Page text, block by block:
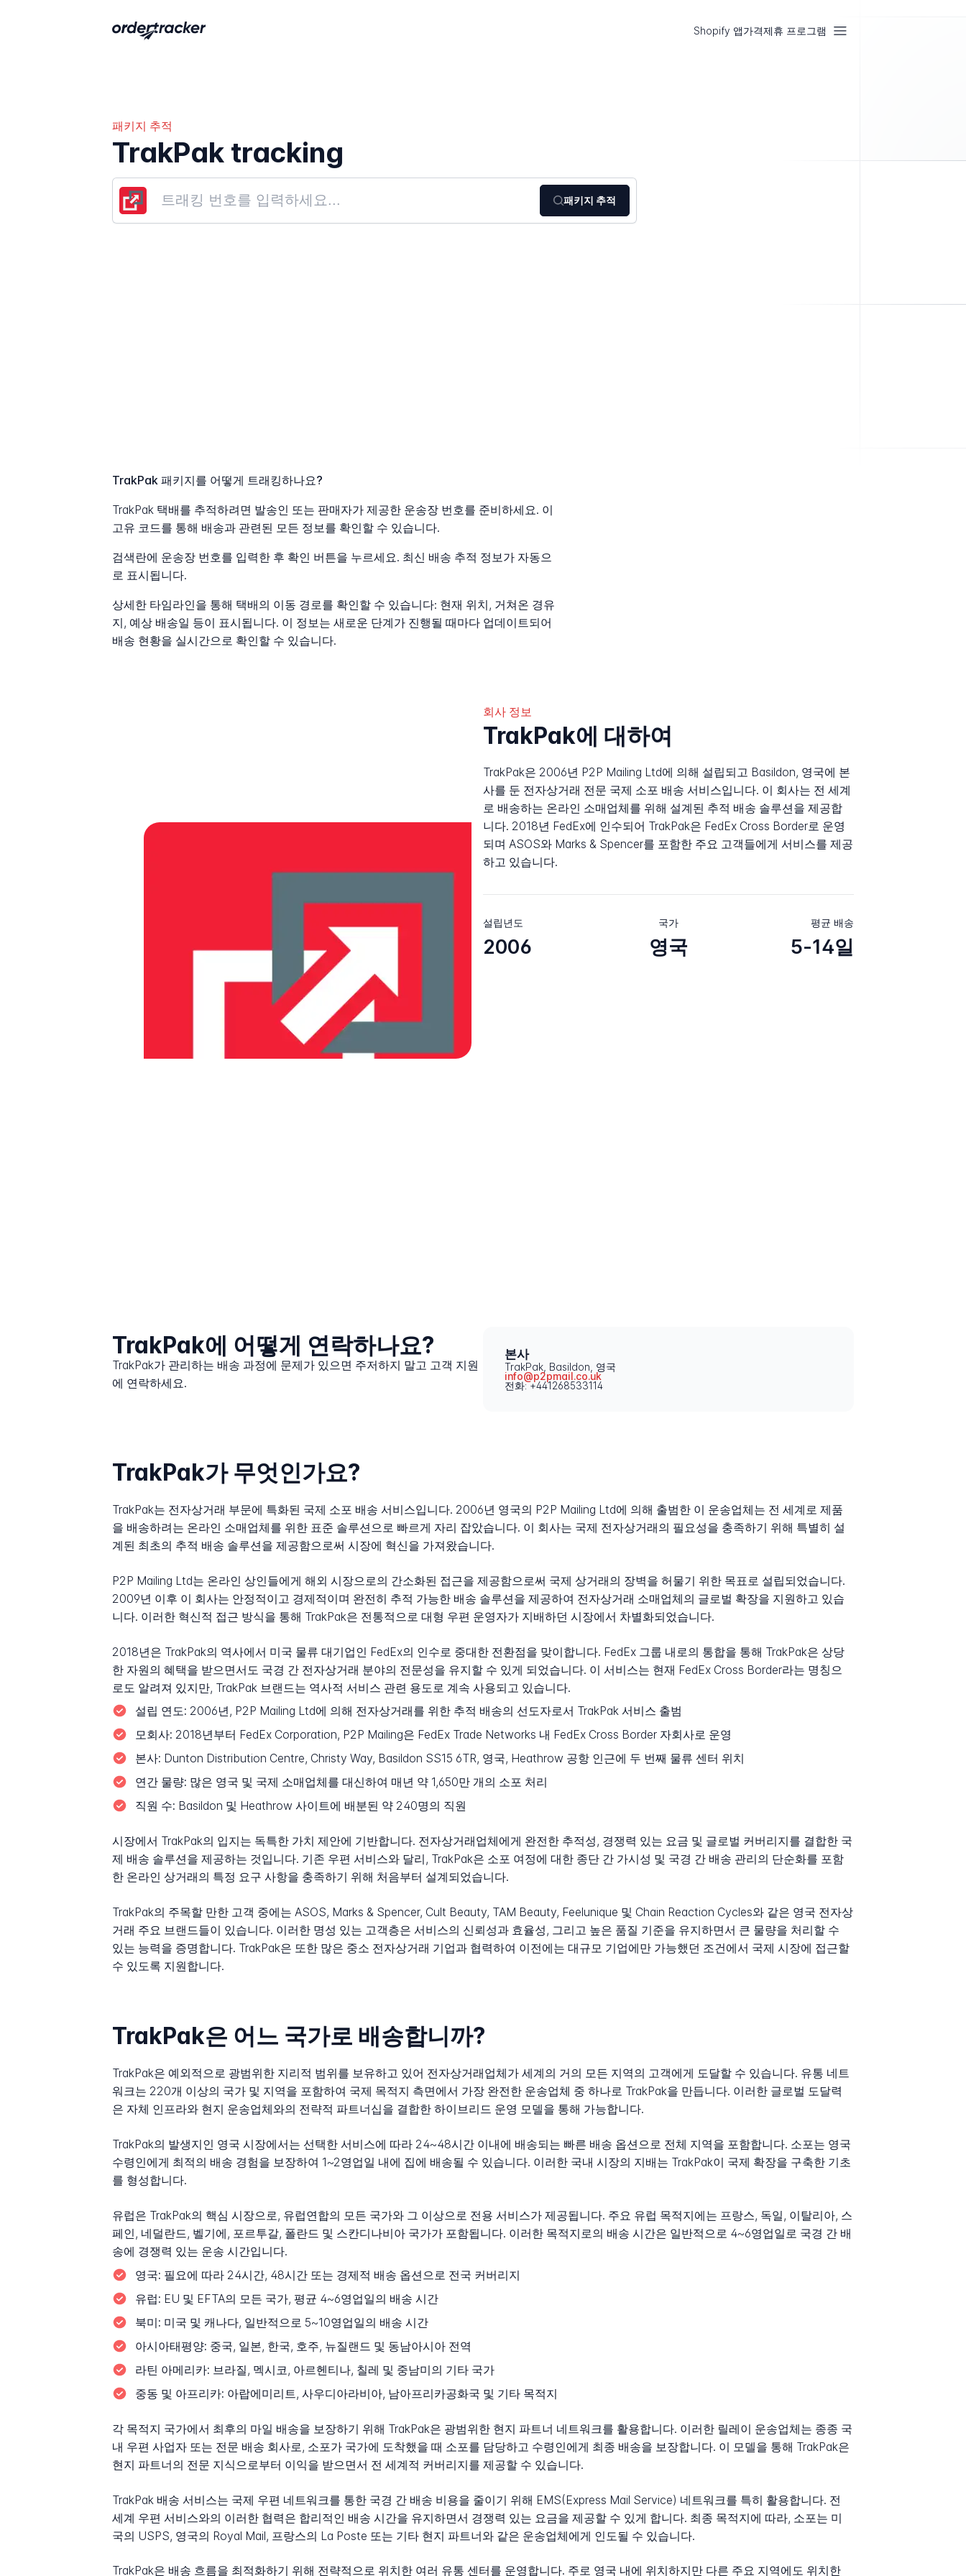
Shopify 앱가격제휴 프로그램
패키지 추적
TrakPak tracking
패키지 추적
TrakPak 패키지를 어떻게 트래킹하나요?
TrakPak 택배를 추적하려면 발송인 또는 판매자가 제공한 운송장 번호를 준비하세요. 이
고유 코드를 통해 배송과 관련된 모든 정보를 확인할 수 있습니다.
검색란에 운송장 번호를 입력한 후 확인 버튼을 누르세요. 최신 배송 추적 정보가 자동으
로 표시됩니다.
상세한 타임라인을 통해 택배의 이동 경로를 확인할 수 있습니다: 현재 위치, 거쳐온 경유
지, 예상 배송일 등이 표시됩니다. 이 정보는 새로운 단계가 진행될 때마다 업데이트되어
배송 현황을 실시간으로 확인할 수 있습니다.
회사 정보
TrakPak에 대하여
TrakPak은 2006년 P2P Mailing Ltd에 의해 설립되고 Basildon, 영국에 본
사를 둔 전자상거래 전문 국제 소포 배송 서비스입니다. 이 회사는 전 세계
로 배송하는 온라인 소매업체를 위해 설계된 추적 배송 솔루션을 제공합
니다. 2018년 FedEx에 인수되어 TrakPak은 FedEx Cross Border로 운영
되며 ASOS와 Marks & Spencer를 포함한 주요 고객들에게 서비스를 제공
하고 있습니다.
설립년도
2006
국가
영국
평균 배송
5-14일
TrakPak에 어떻게 연락하나요?
TrakPak가 관리하는 배송 과정에 문제가 있으면 주저하지 말고 고객 지원
에 연락하세요.
본사
TrakPak, Basildon, 영국
info@p2pmail.co.uk
전화: +441268533114
TrakPak가 무엇인가요?
TrakPak는 전자상거래 부문에 특화된 국제 소포 배송 서비스입니다. 2006년 영국의 P2P Mailing Ltd에 의해 출범한 이 운송업체는 전 세계로 제품
을 배송하려는 온라인 소매업체를 위한 표준 솔루션으로 빠르게 자리 잡았습니다. 이 회사는 국제 전자상거래의 필요성을 충족하기 위해 특별히 설
계된 최초의 추적 배송 솔루션을 제공함으로써 시장에 혁신을 가져왔습니다.
P2P Mailing Ltd는 온라인 상인들에게 해외 시장으로의 간소화된 접근을 제공함으로써 국제 상거래의 장벽을 허물기 위한 목표로 설립되었습니다.
2009년 이후 이 회사는 안정적이고 경제적이며 완전히 추적 가능한 배송 솔루션을 제공하여 전자상거래 소매업체의 글로벌 확장을 지원하고 있습
니다. 이러한 혁신적 접근 방식을 통해 TrakPak은 전통적으로 대형 우편 운영자가 지배하던 시장에서 차별화되었습니다.
2018년은 TrakPak의 역사에서 미국 물류 대기업인 FedEx의 인수로 중대한 전환점을 맞이합니다. FedEx 그룹 내로의 통합을 통해 TrakPak은 상당
한 자원의 혜택을 받으면서도 국경 간 전자상거래 분야의 전문성을 유지할 수 있게 되었습니다. 이 서비스는 현재 FedEx Cross Border라는 명칭으
로도 알려져 있지만, TrakPak 브랜드는 역사적 서비스 관련 용도로 계속 사용되고 있습니다.
설립 연도: 2006년, P2P Mailing Ltd에 의해 전자상거래를 위한 추적 배송의 선도자로서 TrakPak 서비스 출범
모회사: 2018년부터 FedEx Corporation, P2P Mailing은 FedEx Trade Networks 내 FedEx Cross Border 자회사로 운영
본사: Dunton Distribution Centre, Christy Way, Basildon SS15 6TR, 영국, Heathrow 공항 인근에 두 번째 물류 센터 위치
연간 물량: 많은 영국 및 국제 소매업체를 대신하여 매년 약 1,650만 개의 소포 처리
직원 수: Basildon 및 Heathrow 사이트에 배분된 약 240명의 직원
시장에서 TrakPak의 입지는 독특한 가치 제안에 기반합니다. 전자상거래업체에게 완전한 추적성, 경쟁력 있는 요금 및 글로벌 커버리지를 결합한 국
제 배송 솔루션을 제공하는 것입니다. 기존 우편 서비스와 달리, TrakPak은 소포 여정에 대한 종단 간 가시성 및 국경 간 배송 관리의 단순화를 포함
한 온라인 상거래의 특정 요구 사항을 충족하기 위해 처음부터 설계되었습니다.
TrakPak의 주목할 만한 고객 중에는 ASOS, Marks & Spencer, Cult Beauty, TAM Beauty, Feelunique 및 Chain Reaction Cycles와 같은 영국 전자상
거래 주요 브랜드들이 있습니다. 이러한 명성 있는 고객층은 서비스의 신뢰성과 효율성, 그리고 높은 품질 기준을 유지하면서 큰 물량을 처리할 수
있는 능력을 증명합니다. TrakPak은 또한 많은 중소 전자상거래 기업과 협력하여 이전에는 대규모 기업에만 가능했던 조건에서 국제 시장에 접근할
수 있도록 지원합니다.
TrakPak은 어느 국가로 배송합니까?
TrakPak은 예외적으로 광범위한 지리적 범위를 보유하고 있어 전자상거래업체가 세계의 거의 모든 지역의 고객에게 도달할 수 있습니다. 유통 네트
워크는 220개 이상의 국가 및 지역을 포함하여 국제 목적지 측면에서 가장 완전한 운송업체 중 하나로 TrakPak을 만듭니다. 이러한 글로벌 도달력
은 자체 인프라와 현지 운송업체와의 전략적 파트너십을 결합한 하이브리드 운영 모델을 통해 가능합니다.
TrakPak의 발생지인 영국 시장에서는 선택한 서비스에 따라 24~48시간 이내에 배송되는 빠른 배송 옵션으로 전체 지역을 포함합니다. 소포는 영국
수령인에게 최적의 배송 경험을 보장하여 1~2영업일 내에 집에 배송될 수 있습니다. 이러한 국내 시장의 지배는 TrakPak이 국제 확장을 구축한 기초
를 형성합니다.
유럽은 TrakPak의 핵심 시장으로, 유럽연합의 모든 국가와 그 이상으로 전용 서비스가 제공됩니다. 주요 유럽 목적지에는 프랑스, 독일, 이탈리아, 스
페인, 네덜란드, 벨기에, 포르투갈, 폴란드 및 스칸디나비아 국가가 포함됩니다. 이러한 목적지로의 배송 시간은 일반적으로 4~6영업일로 국경 간 배
송에 경쟁력 있는 운송 시간입니다.
영국: 필요에 따라 24시간, 48시간 또는 경제적 배송 옵션으로 전국 커버리지
유럽: EU 및 EFTA의 모든 국가, 평균 4~6영업일의 배송 시간
북미: 미국 및 캐나다, 일반적으로 5~10영업일의 배송 시간
아시아태평양: 중국, 일본, 한국, 호주, 뉴질랜드 및 동남아시아 전역
라틴 아메리카: 브라질, 멕시코, 아르헨티나, 칠레 및 중남미의 기타 국가
중동 및 아프리카: 아랍에미리트, 사우디아라비아, 남아프리카공화국 및 기타 목적지
각 목적지 국가에서 최후의 마일 배송을 보장하기 위해 TrakPak은 광범위한 현지 파트너 네트워크를 활용합니다. 이러한 릴레이 운송업체는 종종 국
내 우편 사업자 또는 전문 배송 회사로, 소포가 국가에 도착했을 때 소포를 담당하고 수령인에게 최종 배송을 보장합니다. 이 모델을 통해 TrakPak은
현지 파트너의 전문 지식으로부터 이익을 받으면서 전 세계적 커버리지를 제공할 수 있습니다.
TrakPak 배송 서비스는 국제 우편 네트워크를 통한 국경 간 배송 비용을 줄이기 위해 EMS(Express Mail Service) 네트워크를 특히 활용합니다. 전
세계 우편 서비스와의 이러한 협력은 합리적인 배송 시간을 유지하면서 경쟁력 있는 요금을 제공할 수 있게 합니다. 최종 목적지에 따라, 소포는 미
국의 USPS, 영국의 Royal Mail, 프랑스의 La Poste 또는 기타 현지 파트너와 같은 운송업체에게 인도될 수 있습니다.
TrakPak은 배송 흐름을 최적화하기 위해 전략적으로 위치한 여러 유통 센터를 운영합니다. 주로 영국 내에 위치하지만 다른 주요 지역에도 위치한